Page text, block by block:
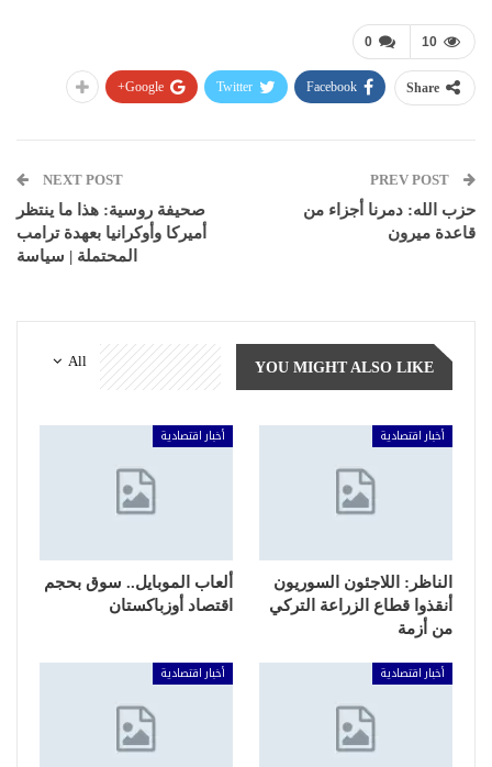
0 10
Share
Facebook
Twitter
Google+
حزب الله: دمرنا أجزاء من
قاعدة ميرون
NEXT POST
صحيفة روسية: هذا ما ينتظر
أميركا وأوكرانيا بعهدة ترامب
المحتملة | سياسة
All YOU MIGHT ALSO LIKE
أخبار اقتصادية
الناظر: اللاجئون السوريون
أنقذوا قطاع الزراعة التركي
من أزمة
أخبار اقتصادية
ألعاب الموبايل.. سوق بحجم
اقتصاد أوزباكستان
أخبار اقتصادية أخبار اقتصادية